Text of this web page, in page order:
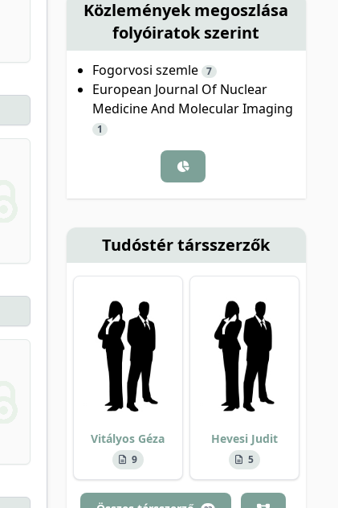
Közlemények megoszlása
folyóiratok szerint
Fogorvosi szemle 7
European Journal Of Nuclear
Medicine And Molecular Imaging
1
Tudóstér társszerzők
Vitályos Géza
9
Hevesi Judit
5